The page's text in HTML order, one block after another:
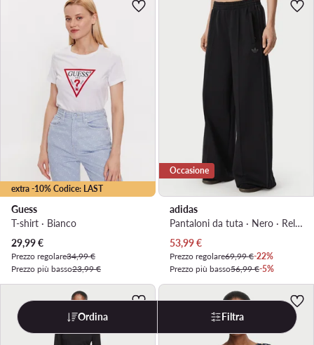
extra -10% Codice: LAST
Guess
T-shirt · Bianco
Prezzo attuale
29,99€
Prezzo regolare34,99 €
Prezzo più basso23,99 €
Occasione
adidas
Pantaloni da tuta · Nero · Relaxed Fit
Prezzo attuale
53,99€
Prezzo regolare69,99 €-22%
Prezzo più basso56,99 €-5%
Ordina Filtra